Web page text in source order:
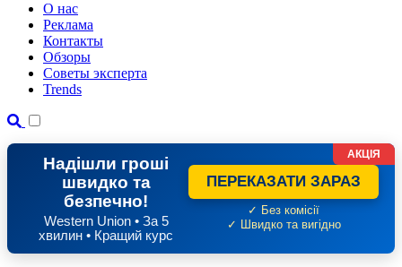
О нас
Реклама
Контакты
Обзоры
Советы эксперта
Trends
Надішли гроші
швидко та
безпечно!
Western Union • За 5
хвилин • Кращий курс
ПЕРЕКАЗАТИ ЗАРАЗ
✓ Без комісії
✓ Швидко та вигідно
АКЦІЯ